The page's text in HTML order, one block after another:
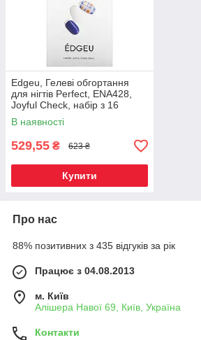
Edgeu, Гелеві обгортання
для нігтів Perfect, ENA428,
Joyful Check, набір з 16
смужок, Київ
В наявності
529,55 ₴ 623 ₴
Купити
Про нас
88% позитивних з 435 відгуків за рік
Працює з 04.08.2013
м. Київ
Алішера Навої 69, Київ, Україна
Контакти